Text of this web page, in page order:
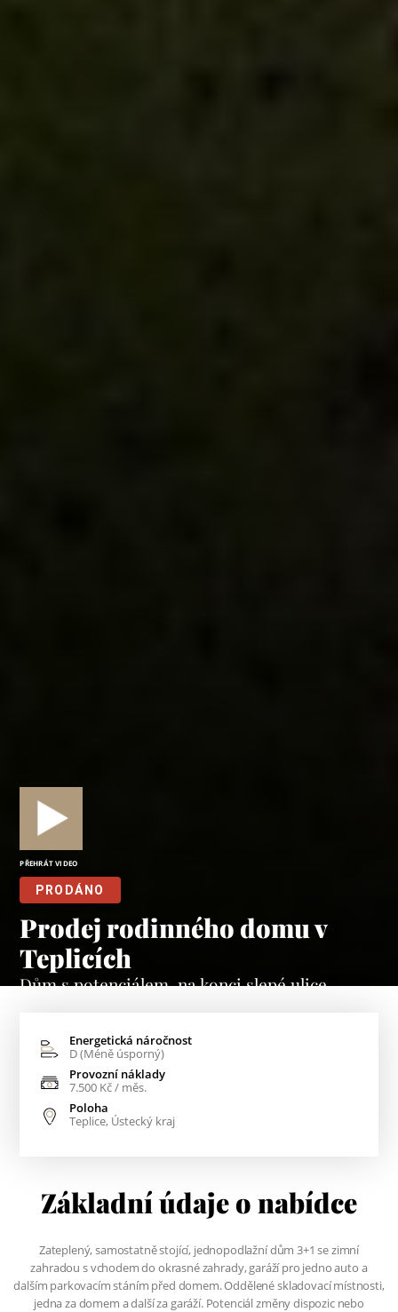
PŘEHRÁT VIDEO
PRODÁNO
Prodej rodinného domu v
Teplicích
Dům s potenciálem, na konci slepé ulice
Energetická náročnost
D (Méně úsporný)
Provozní náklady
7.500 Kč / měs.
Poloha
Teplice, Ústecký kraj
Základní údaje o nabídce
Zateplený, samostatně stojící, jednopodlažní dům 3+1 se zimní
zahradou s vchodem do okrasné zahrady, garáží pro jedno auto a
dalším parkovacím stáním před domem. Oddělené skladovací místnosti,
jedna za domem a další za garáží. Potenciál změny dispozic nebo